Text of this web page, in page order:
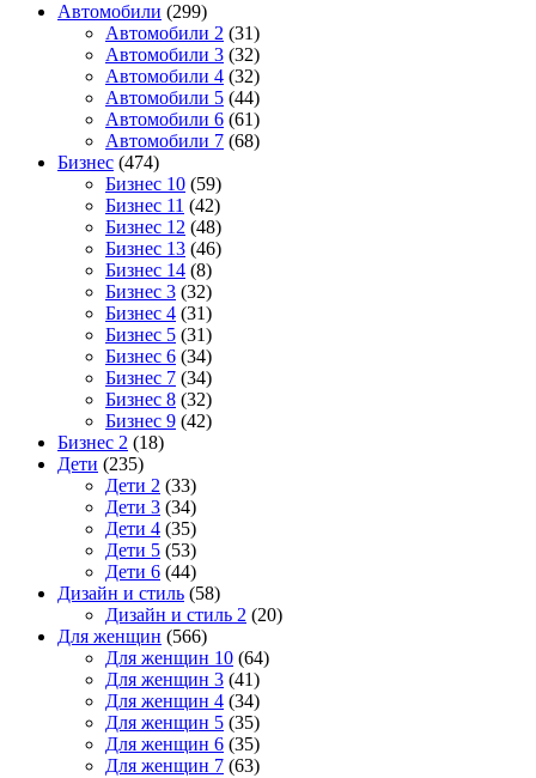
Автомобили (299)
Автомобили 2 (31)
Автомобили 3 (32)
Автомобили 4 (32)
Автомобили 5 (44)
Автомобили 6 (61)
Автомобили 7 (68)
Бизнес (474)
Бизнес 10 (59)
Бизнес 11 (42)
Бизнес 12 (48)
Бизнес 13 (46)
Бизнес 14 (8)
Бизнес 3 (32)
Бизнес 4 (31)
Бизнес 5 (31)
Бизнес 6 (34)
Бизнес 7 (34)
Бизнес 8 (32)
Бизнес 9 (42)
Бизнес 2 (18)
Дети (235)
Дети 2 (33)
Дети 3 (34)
Дети 4 (35)
Дети 5 (53)
Дети 6 (44)
Дизайн и стиль (58)
Дизайн и стиль 2 (20)
Для женщин (566)
Для женщин 10 (64)
Для женщин 3 (41)
Для женщин 4 (34)
Для женщин 5 (35)
Для женщин 6 (35)
Для женщин 7 (63)